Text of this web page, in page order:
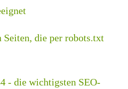
die per robots.txt
- die wichtigsten SEO-